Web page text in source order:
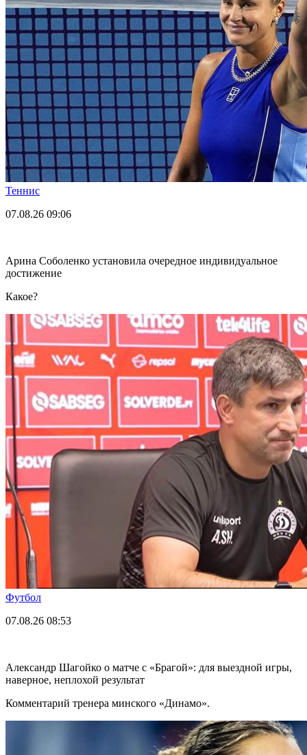
Теннис
07.08.26 09:06
Арина Соболенко установила очередное индивидуальное
достижение
Какое?
Футбол
07.08.26 08:53
Александр Шагойко о матче с «Брагой»: для выездной игры,
наверное, неплохой результат
Комментарий тренера минского «Динамо».